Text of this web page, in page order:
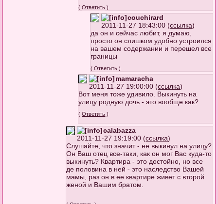
(Ответить )
couchirard
2011-11-27 18:43:00 (ссылка)
да он и сейчас любит, я думаю,
просто он слишком удобно устроился
на вашем содержании и перешел все
границы
(Ответить )
mamaracha
2011-11-27 19:00:00 (ссылка)
Вот меня тоже удивило. Выкинуть на
улицу родную дочь - это вообще как?
(Ответить )
calabazza
2011-11-27 19:19:00 (ссылка)
Слушайте, что значит - не выкинул на улицу?
Он Ваш отец все-таки, как он мог Вас куда-то
выкинуть? Квартира - это достойно, но все
де половина в ней - это наследство Вашей
мамы, раз он в ее квартире живет с второй
женой и Вашим братом.